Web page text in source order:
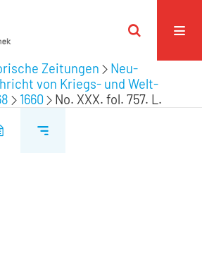
Zeitungen
Neu-
von Kriegs- und Welt-
1660 No. XXX. fol. 757. L.